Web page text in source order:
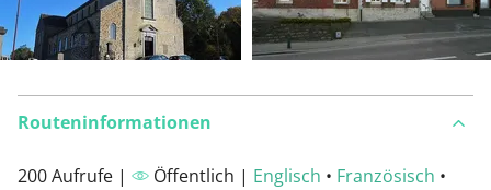
Routeninformationen
200 Aufrufe | Öffentlich | Englisch • Französisch •